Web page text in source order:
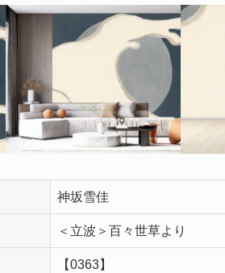
神坂雪佳
＜立波＞百々世草より
【0363】